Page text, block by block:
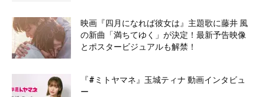
映画『四月になれば彼女は』主題歌に藤井 風
の新曲「満ちてゆく」が決定！最新予告映像
とポスタービジュアルも解禁！
『#ミトヤマネ』玉城ティナ 動画インタビュ
ー